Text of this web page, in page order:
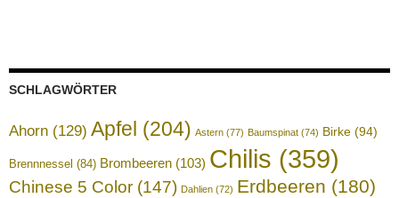
SCHLAGWÖRTER
Ahorn (129) Apfel (204) Astern (77) Baumspinat (74) Birke (94)
Brennnessel (84) Brombeeren (103) Chilis (359)
Chinese 5 Color (147) Dahlien (72) Erdbeeren (180)